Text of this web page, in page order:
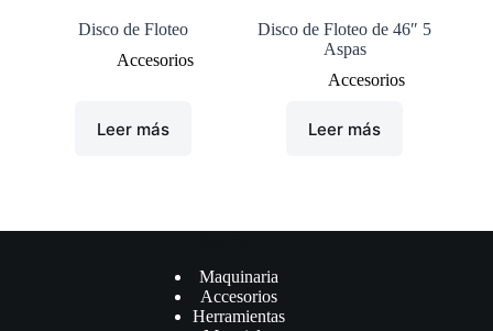
Disco de Floteo
Accesorios
Leer más
Disco de Floteo de 46″ 5
Aspas
Accesorios
Leer más
Maquinaria
Accesorios
Herramientas